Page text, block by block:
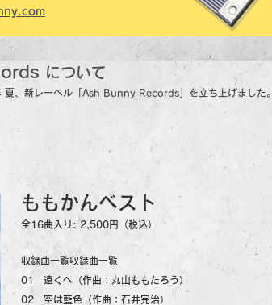
について
、新レーベル「Ash Bunny Records」を立ち上げました。
​ももかんベスト
全16曲入り: 2,500円（税込）
収録曲一覧収録曲一覧
01 遠くへ（作曲：丸山ももたろう）
02 空は藍色（作曲：石井完治）